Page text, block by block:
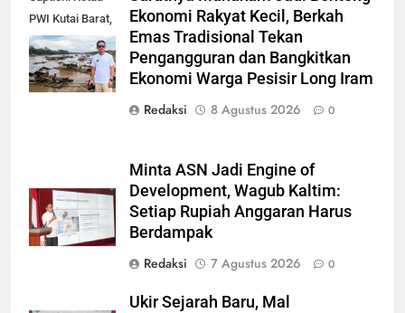
PWI Kutai Barat,
Alfian Nur (dok-
smk)
Ekonomi Rakyat Kecil, Berkah
Emas Tradisional Tekan
Pengangguran dan Bangkitkan
Ekonomi Warga Pesisir Long Iram
Redaksi
8 Agustus 2026 0
Minta ASN Jadi Engine of
Development, Wagub Kaltim:
Setiap Rupiah Anggaran Harus
Berdampak
Redaksi
7 Agustus 2026 0
Ukir Sejarah Baru, Mal